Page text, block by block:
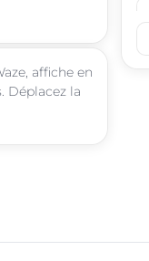
affiche en
Déplacez la